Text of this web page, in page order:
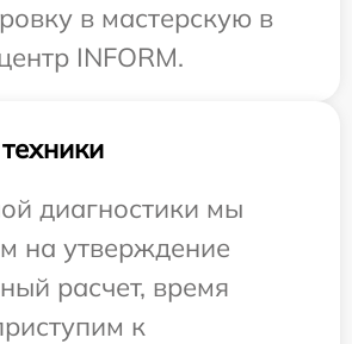
в мастерскую в
INFORM.
диагностики мы
на утверждение
расчет, время
к